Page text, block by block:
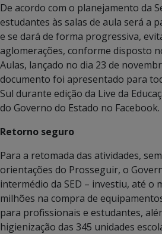
De acordo com o planejamento da
estudantes às salas de aula será a
e se dará de forma progressiva,
aglomerações, conforme disposto
Aulas, lançado no dia 23 de
documento foi apresentado para
Sul durante edição da Live da
do Governo do Estado no Facebook.
Retorno seguro
Para a retomada das atividades,
orientações do Prosseguir, o
intermédio da SED – investiu, até o
milhões na compra de
para profissionais e estudantes,
higienização das 345 unidades